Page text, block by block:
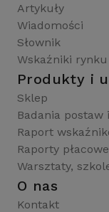
Artykuły
Wiadomości
Słownik
Wskaźniki
Produkty i
Sklep
Badania postaw
Raport
Raporty płacowe
Warsztaty,
O nas
Kontakt